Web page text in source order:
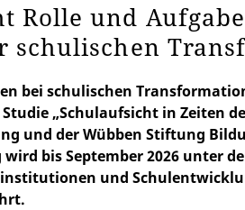
Rolle und
schulischen
bei schulischen
„Schulaufsicht in Zeiten
und der Wübben Stiftung
bis September 2026 unter
und